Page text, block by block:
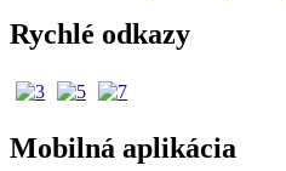
Rychlé odkazy
Mobilná aplikácia